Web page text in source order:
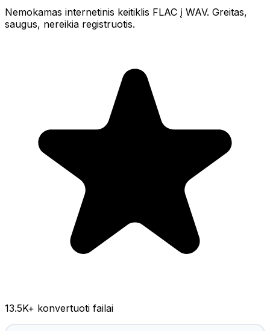
Nemokamas internetinis keitiklis FLAC į WAV. Greitas,
saugus, nereikia registruotis.
13.5K+ konvertuoti failai